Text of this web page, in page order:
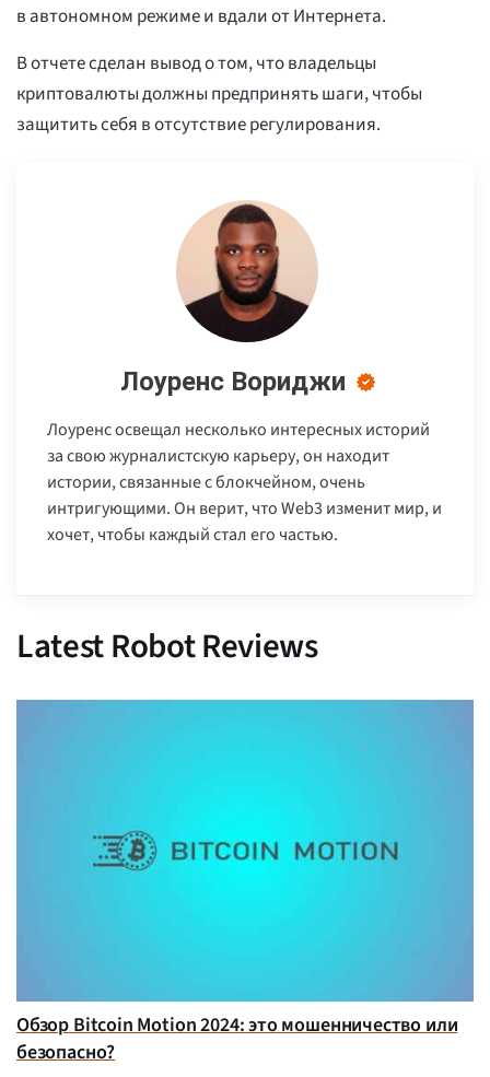
в автономном режиме и вдали от Интернета.
В отчете сделан вывод о том, что владельцы
криптовалюты должны предпринять шаги, чтобы
защитить себя в отсутствие регулирования.
Лоуренс Вориджи
Лоуренс освещал несколько интересных историй
за свою журналистскую карьеру, он находит
истории, связанные с блокчейном, очень
интригующими. Он верит, что Web3 изменит мир, и
хочет, чтобы каждый стал его частью.
Latest Robot Reviews
Обзор Bitcoin Motion 2024: это мошенничество или
безопасно?